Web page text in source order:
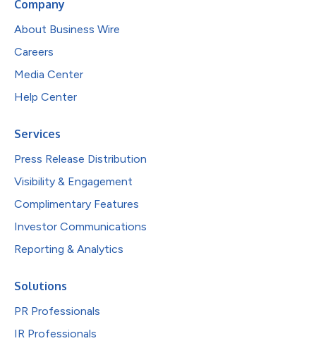
Company
About Business Wire
Careers
Media Center
Help Center
Services
Press Release Distribution
Visibility & Engagement
Complimentary Features
Investor Communications
Reporting & Analytics
Solutions
PR Professionals
IR Professionals